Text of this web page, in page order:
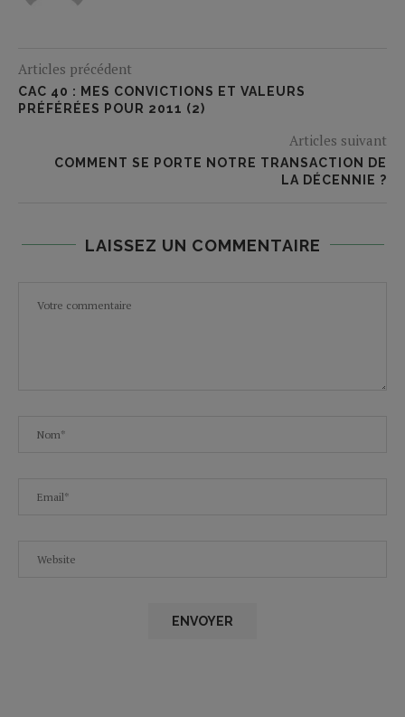
Articles précédent
CAC 40 : MES CONVICTIONS ET VALEURS
PRÉFÉRÉES POUR 2011 (2)
Articles suivant
COMMENT SE PORTE NOTRE TRANSACTION DE
LA DÉCENNIE ?
LAISSEZ UN COMMENTAIRE